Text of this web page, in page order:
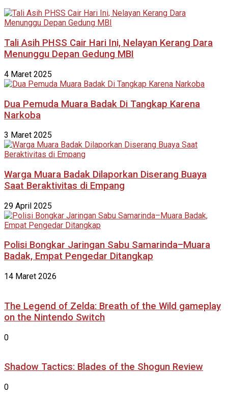
Tali Asih PHSS Cair Hari Ini, Nelayan Kerang Dara
Menunggu Depan Gedung MBI
4 Maret 2025
Dua Pemuda Muara Badak Di Tangkap Karena
Narkoba
3 Maret 2025
Warga Muara Badak Dilaporkan Diserang Buaya
Saat Beraktivitas di Empang
29 April 2025
Polisi Bongkar Jaringan Sabu Samarinda–Muara
Badak, Empat Pengedar Ditangkap
14 Maret 2026
The Legend of Zelda: Breath of the Wild gameplay
on the Nintendo Switch
0
Shadow Tactics: Blades of the Shogun Review
0